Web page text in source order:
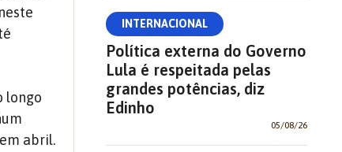
longo
abril.
INTERNACIONAL
Política externa do Governo
Lula é respeitada pelas
grandes potências, diz
Edinho
05/08/26